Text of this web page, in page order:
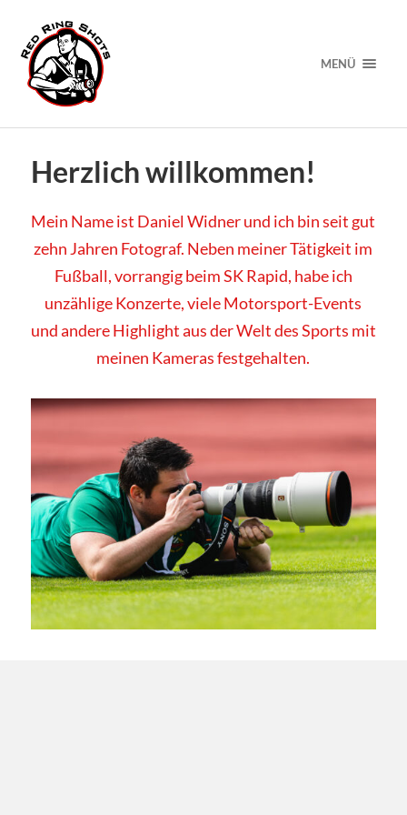
MENÜ
Herzlich willkommen!
Mein Name ist Daniel Widner und ich bin seit gut
zehn Jahren Fotograf. Neben meiner Tätigkeit im
Fußball, vorrangig beim SK Rapid, habe ich
unzählige Konzerte, viele Motorsport-Events
und andere Highlight aus der Welt des Sports mit
meinen Kameras festgehalten.